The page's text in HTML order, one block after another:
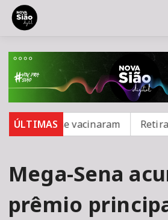
ÚLTIMAS
não se vacinaram Retiradas
Mega-Sena
prêmio